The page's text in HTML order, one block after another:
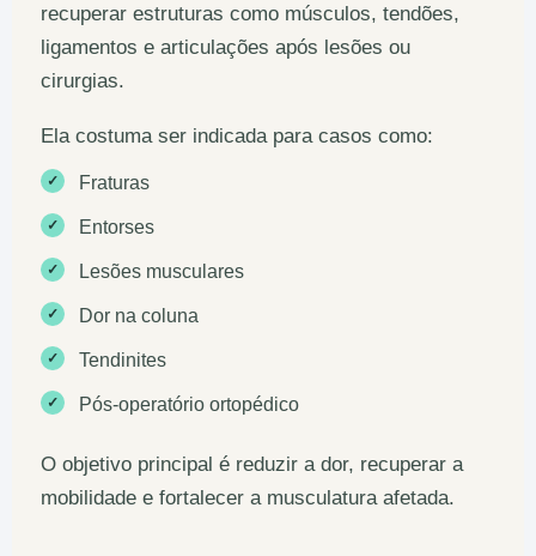
recuperar estruturas como músculos, tendões,
ligamentos e articulações após lesões ou
cirurgias.
Ela costuma ser indicada para casos como:
✓ Fraturas
✓ Entorses
✓ Lesões musculares
✓ Dor na coluna
✓ Tendinites
✓ Pós-operatório ortopédico
O objetivo principal é reduzir a dor, recuperar a
mobilidade e fortalecer a musculatura afetada.